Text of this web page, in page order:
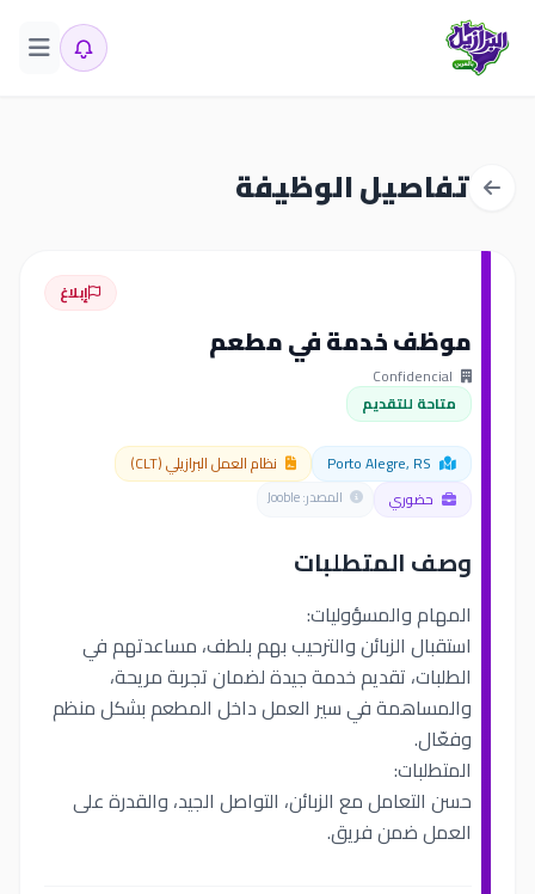
تفاصيل الوظيفة
إبلاغ
موظف خدمة في مطعم
متاحة للتقديم
نظام العمل البرازيلي (CLT)
حضوري
المصدر: Jooble
وصف المتطلبات
المهام والمسؤوليات:
استقبال الزبائن والترحيب بهم بلطف، مساعدتهم في
الطلبات، تقديم خدمة جيدة لضمان تجربة مريحة،
والمساهمة في سير العمل داخل المطعم بشكل منظم
وفعّال.
المتطلبات:
حسن التعامل مع الزبائن، التواصل الجيد، والقدرة على
العمل ضمن فريق.